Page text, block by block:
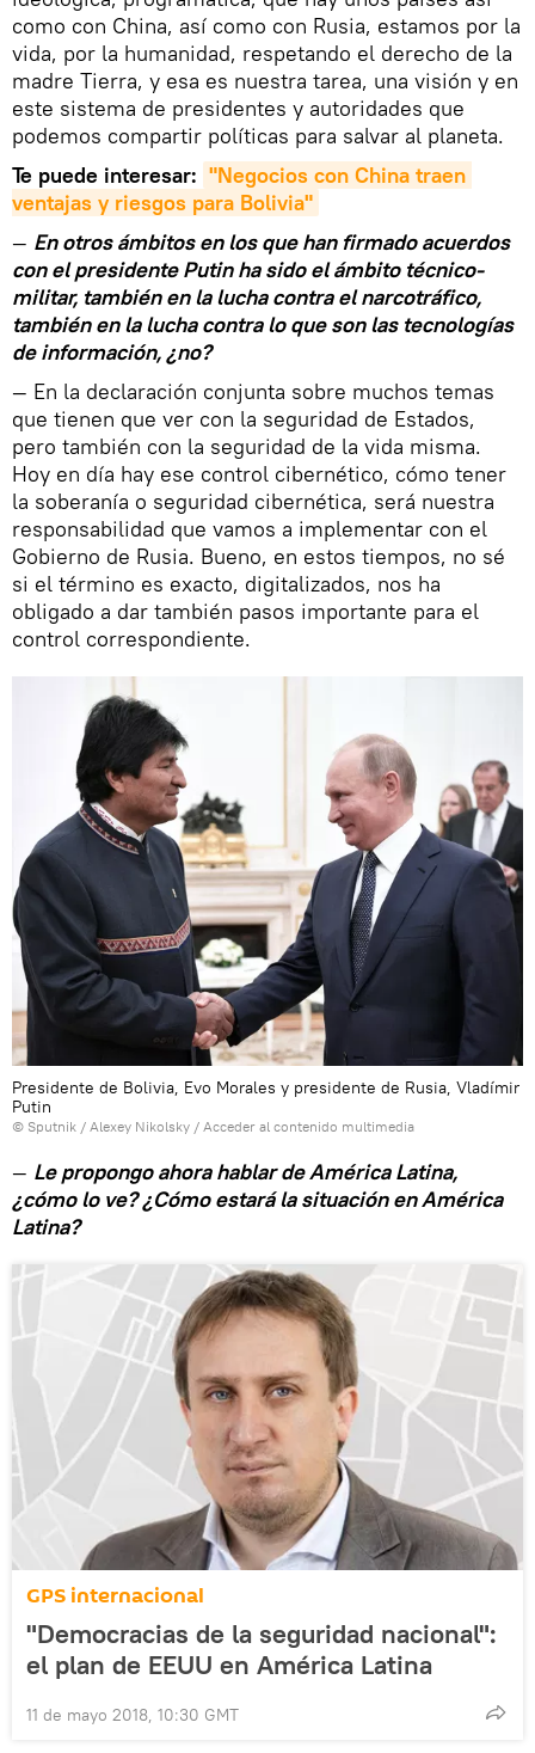
como con China, así como con Rusia, estamos por la
vida, por la humanidad, respetando el derecho de la
madre Tierra, y esa es nuestra tarea, una visión y en
este sistema de presidentes y autoridades que
podemos compartir políticas para salvar al planeta.
Te puede interesar: "Negocios con China traen
ventajas y riesgos para Bolivia"
— En otros ámbitos en los que han firmado acuerdos
con el presidente Putin ha sido el ámbito técnico-
militar, también en la lucha contra el narcotráfico,
también en la lucha contra lo que son las tecnologías
de información, ¿no?
— En la declaración conjunta sobre muchos temas
que tienen que ver con la seguridad de Estados,
pero también con la seguridad de la vida misma.
Hoy en día hay ese control cibernético, cómo tener
la soberanía o seguridad cibernética, será nuestra
responsabilidad que vamos a implementar con el
Gobierno de Rusia. Bueno, en estos tiempos, no sé
si el término es exacto, digitalizados, nos ha
obligado a dar también pasos importante para el
control correspondiente.
Presidente de Bolivia, Evo Morales y presidente de Rusia, Vladímir
Putin
© Sputnik / Alexey Nikolsky / Acceder al contenido multimedia
— Le propongo ahora hablar de América Latina,
¿cómo lo ve? ¿Cómo estará la situación en América
Latina?
GPS internacional
"Democracias de la seguridad nacional":
el plan de EEUU en América Latina
11 de mayo 2018, 10:30 GMT